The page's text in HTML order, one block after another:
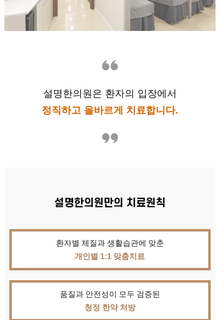
설명한의원은 환자의 입장에서
정직하고 올바르게 치료합니다.
설명한의원만의 치료원칙
환자별 체질과 생활습관에 맞춘
개인별 1:1 맞춤치료
품질과 안전성이 모두 검증된
청정 한약 처방